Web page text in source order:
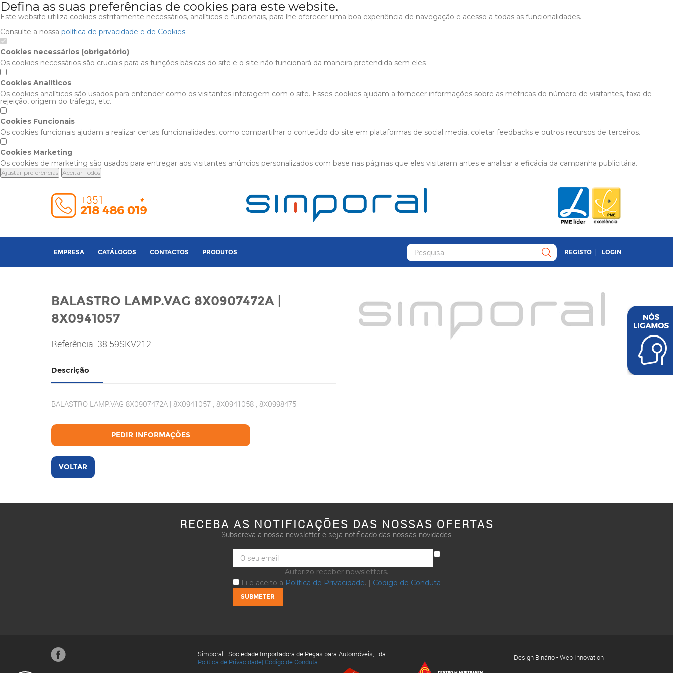
Defina as suas preferências de cookies para este website.
Este website utiliza cookies estritamente necessários, analíticos e funcionais, para lhe oferecer uma boa experiência de navegação e acesso a todas as funcionalidades.
Consulte a nossa política de privacidade e de Cookies.
Cookies necessários (obrigatório)
Os cookies necessários são cruciais para as funções básicas do site e o site não funcionará da maneira pretendida sem eles
Cookies Analíticos
Os cookies analíticos são usados para entender como os visitantes interagem com o site. Esses cookies ajudam a fornecer informações sobre as métricas do número de visitantes, taxa de
rejeição, origem do tráfego, etc.
Cookies Funcionais
Os cookies funcionais ajudam a realizar certas funcionalidades, como compartilhar o conteúdo do site em plataformas de social media, coletar feedbacks e outros recursos de terceiros.
Cookies Marketing
Os cookies de marketing são usados para entregar aos visitantes anúncios personalizados com base nas páginas que eles visitaram antes e analisar a eficácia da campanha publicitária.
Ajustar preferências Aceitar Todos
EMPRESA CATÁLOGOS CONTACTOS PRODUTOS REGISTO LOGIN
BALASTRO LAMP.VAG 8X0907472A |
8X0941057
Referência: 38.59SKV212
Descrição
BALASTRO LAMP.VAG 8X0907472A | 8X0941057 , 8X0941058 , 8X0998475
PEDIR INFORMAÇÕES
VOLTAR
RECEBA AS NOTIFICAÇÕES DAS NOSSAS OFERTAS
Subscreva a nossa newsletter e seja notificado das nossas novidades
Autorizo receber newsletters.
Li e aceito a Política de Privacidade. | Código de Conduta
Simporal - Sociedade Importadora de Peças para Automóveis, Lda
Política de Privacidade| Código de Conduta Design Binário - Web Innovation